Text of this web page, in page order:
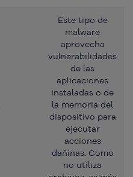
Este tipo de
malware
aprovecha
vulnerabilidades
de las
aplicaciones
instaladas o de
la memoria del
dispositivo para
ejecutar
acciones
dañinas. Como
no utiliza